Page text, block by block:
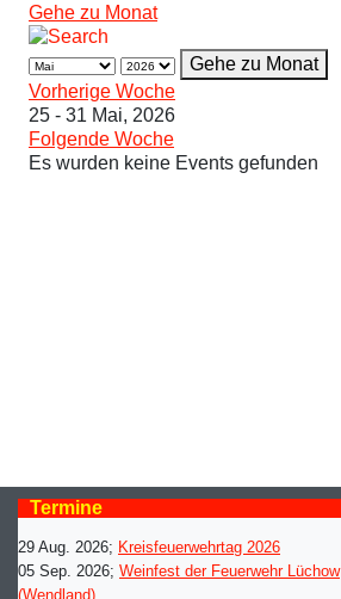
Gehe zu Monat
Gehe zu Monat
Vorherige Woche
25 - 31 Mai, 2026
Folgende Woche
Es wurden keine Events gefunden
Termine
29 Aug. 2026; Kreisfeuerwehrtag 2026
05 Sep. 2026; Weinfest der Feuerwehr Lüchow
(Wendland)